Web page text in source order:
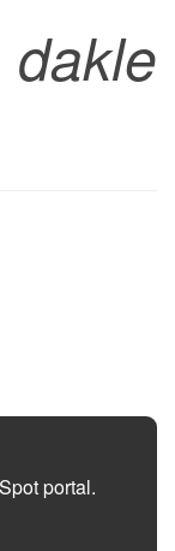
portal.